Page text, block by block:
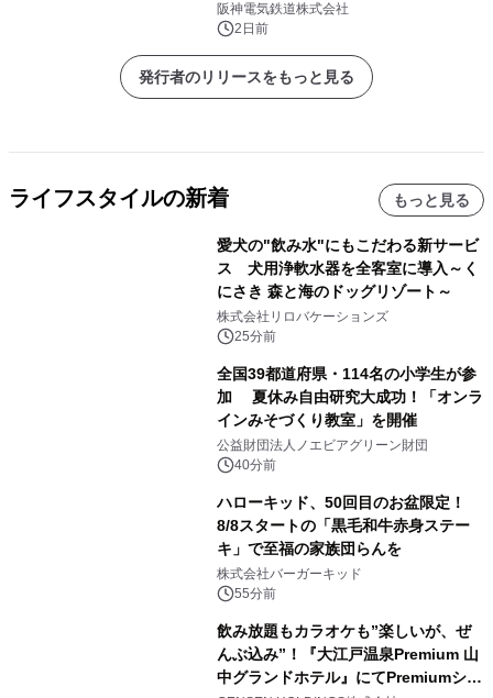
阪神電気鉄道株式会社
2日前
発行者のリリースをもっと見る
ライフスタイルの新着 もっと見る
愛犬の"飲み水"にもこだわる新サービ
ス 犬用浄軟水器を全客室に導入～く
にさき 森と海のドッグリゾート～
株式会社リロバケーションズ
25分前
全国39都道府県・114名の小学生が参
加 夏休み自由研究大成功！「オンラ
インみそづくり教室」を開催
公益財団法人ノエビアグリーン財団
40分前
ハローキッド、50回目のお盆限定！
8/8スタートの「黒毛和牛赤身ステー
キ」で至福の家族団らんを
株式会社バーガーキッド
55分前
飲み放題もカラオケも”楽しいが、ぜ
んぶ込み”！『大江戸温泉Premium 山
中グランドホテル』にてPremiumシリ